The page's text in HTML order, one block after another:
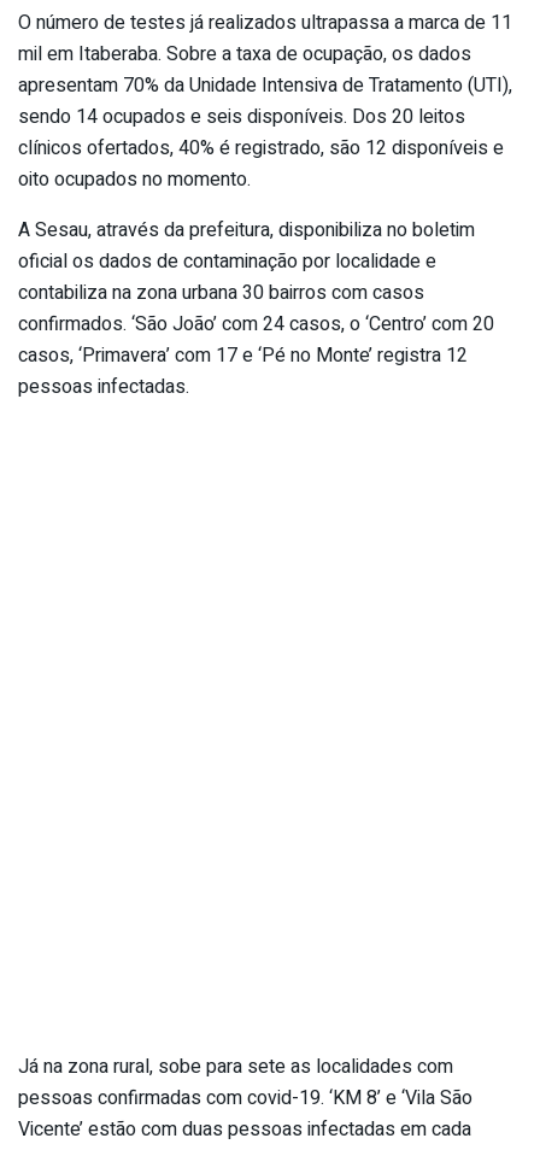
O número de testes já realizados ultrapassa a marca de 11
mil em Itaberaba. Sobre a taxa de ocupação, os dados
apresentam 70% da Unidade Intensiva de Tratamento (UTI),
sendo 14 ocupados e seis disponíveis. Dos 20 leitos
clínicos ofertados, 40% é registrado, são 12 disponíveis e
oito ocupados no momento.
A Sesau, através da prefeitura, disponibiliza no boletim
oficial os dados de contaminação por localidade e
contabiliza na zona urbana 30 bairros com casos
confirmados. ‘São João’ com 24 casos, o ‘Centro’ com 20
casos, ‘Primavera’ com 17 e ‘Pé no Monte’ registra 12
pessoas infectadas.
Já na zona rural, sobe para sete as localidades com
pessoas confirmadas com covid-19. ‘KM 8’ e ‘Vila São
Vicente’ estão com duas pessoas infectadas em cada